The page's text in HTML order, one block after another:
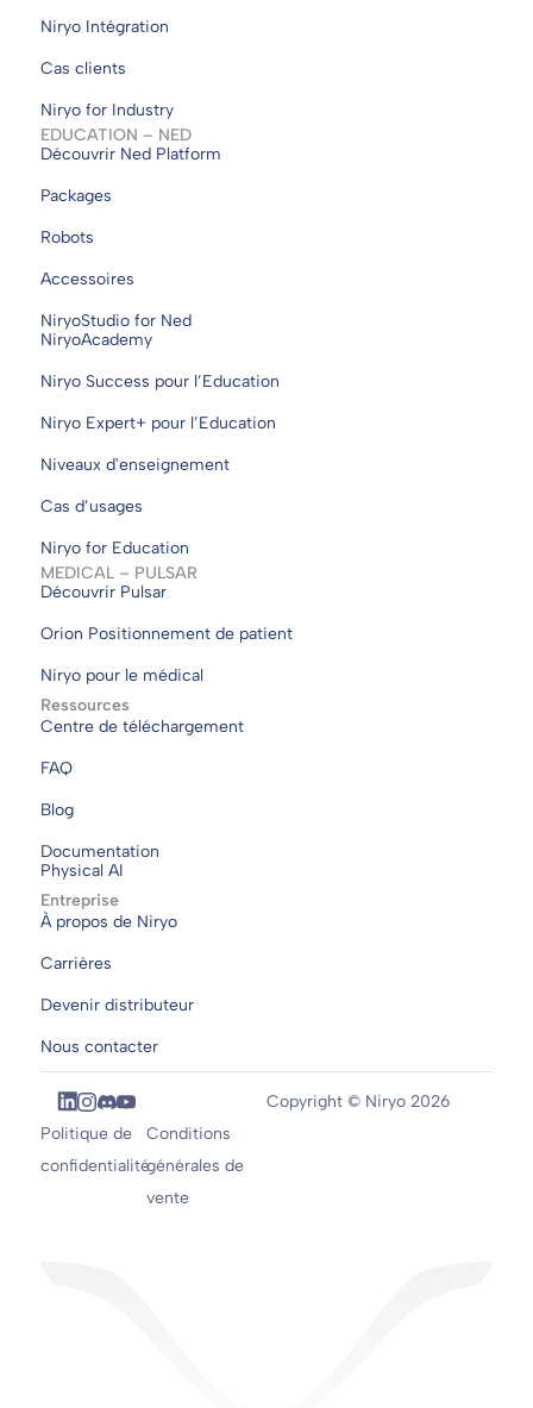
Niryo Intégration
Cas clients
Niryo for Industry
EDUCATION – NED
Découvrir Ned Platform
Packages
Robots
Accessoires
NiryoStudio for Ned
NiryoAcademy
Niryo Success pour l’Education
Niryo Expert+ pour l’Education
Niveaux d'enseignement
Cas d’usages
Niryo for Education
MEDICAL – PULSAR
Découvrir Pulsar
Orion Positionnement de patient
Niryo pour le médical
Ressources
Centre de téléchargement
FAQ
Blog
Documentation
Physical AI
Entreprise
À propos de Niryo
Carrières
Devenir distributeur
Nous contacter
Politique de
confidentialité
Conditions
générales de
vente
Copyright © Niryo 2026